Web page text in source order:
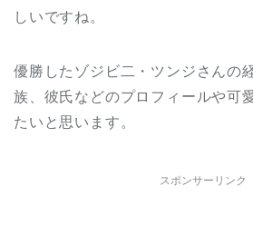
しいですね。
優勝したゾジビ二・ツンジさんの
族、彼氏などのプロフィールや可
たいと思います。
スポンサーリンク